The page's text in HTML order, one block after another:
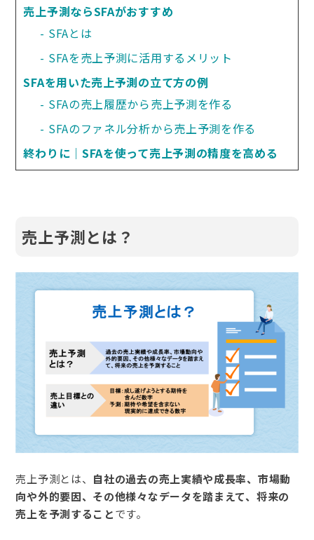
売上予測ならSFAがおすすめ
SFAとは
SFAを売上予測に活用するメリット
SFAを用いた売上予測の立て方の例
SFAの売上履歴から売上予測を作る
SFAのファネル分析から売上予測を作る
終わりに｜SFAを使って売上予測の精度を高める
売上予測とは？
売上予測とは、 自社の過去の売上実績や成長率、市場動
向や外的要因、その他様々なデータを踏まえて、将来の
売上を予測することです。